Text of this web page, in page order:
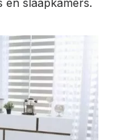
en slaapkamers.